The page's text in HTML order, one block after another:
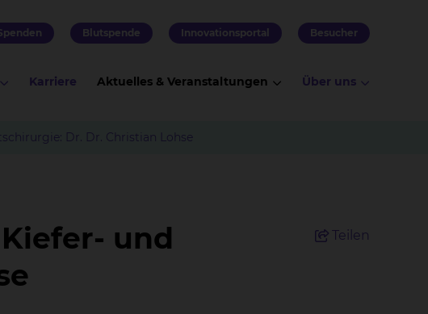
Blutspende Innovationsportal Besucher
Karriere Aktuelles & Veranstaltungen Über uns
Dr. Dr. Christian Lohse
und
Teilen